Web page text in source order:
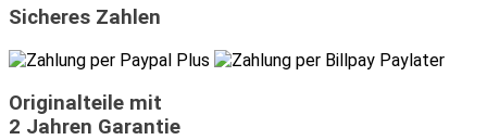
Sicheres Zahlen
Originalteile mit
2 Jahren Garantie